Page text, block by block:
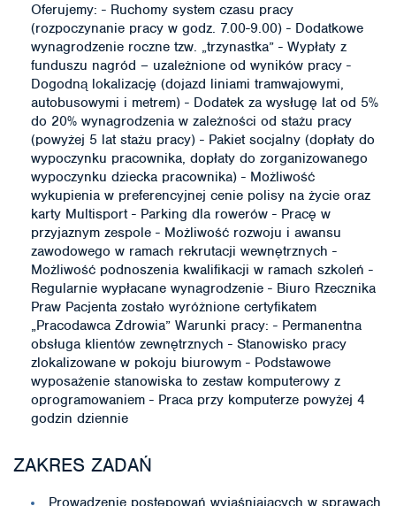
Oferujemy: - Ruchomy system czasu pracy
(rozpoczynanie pracy w godz. 7.00-9.00) - Dodatkowe
wynagrodzenie roczne tzw. „trzynastka” - Wypłaty z
funduszu nagród – uzależnione od wyników pracy -
Dogodną lokalizację (dojazd liniami tramwajowymi,
autobusowymi i metrem) - Dodatek za wysługę lat od 5%
do 20% wynagrodzenia w zależności od stażu pracy
(powyżej 5 lat stażu pracy) - Pakiet socjalny (dopłaty do
wypoczynku pracownika, dopłaty do zorganizowanego
wypoczynku dziecka pracownika) - Możliwość
wykupienia w preferencyjnej cenie polisy na życie oraz
karty Multisport - Parking dla rowerów - Pracę w
przyjaznym zespole - Możliwość rozwoju i awansu
zawodowego w ramach rekrutacji wewnętrznych -
Możliwość podnoszenia kwalifikacji w ramach szkoleń -
Regularnie wypłacane wynagrodzenie - Biuro Rzecznika
Praw Pacjenta zostało wyróżnione certyfikatem
„Pracodawca Zdrowia” Warunki pracy: - Permanentna
obsługa klientów zewnętrznych - Stanowisko pracy
zlokalizowane w pokoju biurowym - Podstawowe
wyposażenie stanowiska to zestaw komputerowy z
oprogramowaniem - Praca przy komputerze powyżej 4
godzin dziennie
ZAKRES ZADAŃ
Prowadzenie postępowań wyjaśniających w sprawach